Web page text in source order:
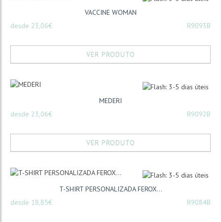
VACCINE WOMAN
desde 23,06€
R9093B
VER PRODUTO
MEDERI
desde 23,06€
R9092B
VER PRODUTO
T-SHIRT PERSONALIZADA FEROX...
desde 18,85€
R9084B